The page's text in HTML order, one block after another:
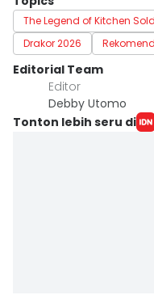
The Legend of Kitchen
Drakor 2026
Editorial Team
Editor
Debby Utomo
Tonton lebih seru di